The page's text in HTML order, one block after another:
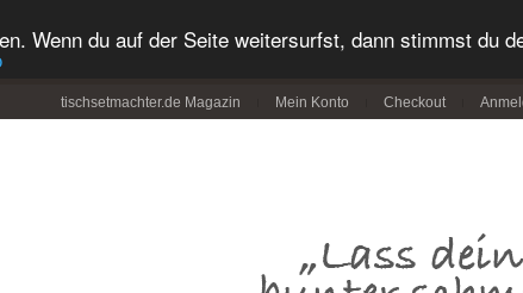
Wenn du auf der Seite weitersurfst, dann stimmst du
tischsetmachter.de Magazin Mein Konto Checkout